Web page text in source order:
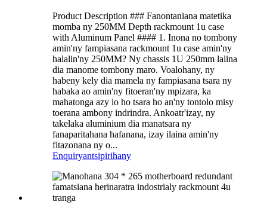
Product Description ### Fanontaniana matetika
momba ny 250MM Depth rackmount 1u case
with Aluminum Panel #### 1. Inona no tombony
amin'ny fampiasana rackmount 1u case amin'ny
halalin'ny 250MM? Ny chassis 1U 250mm lalina
dia manome tombony maro. Voalohany, ny
habeny kely dia mamela ny fampiasana tsara ny
habaka ao amin'ny fitoeran'ny mpizara, ka
mahatonga azy io ho tsara ho an'ny tontolo misy
toerana ambony indrindra. Ankoatr'izay, ny
takelaka aluminium dia manatsara ny
fanaparitahana hafanana, izay ilaina amin'ny
fitazonana ny o...
Enquiryantsipirihany